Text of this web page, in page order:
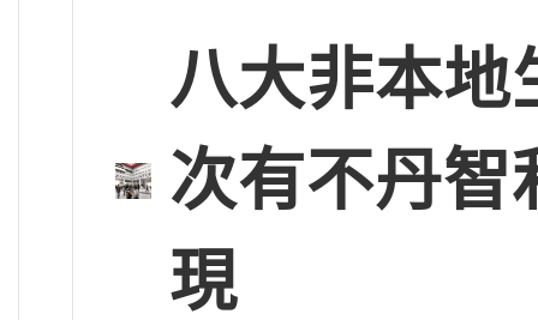
八大非本地
次有不丹智
現